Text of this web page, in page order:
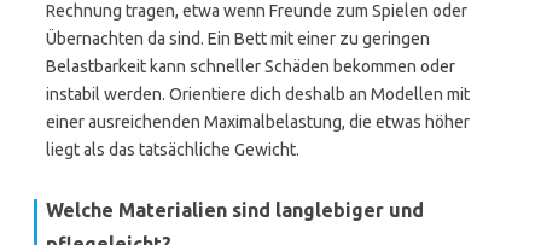
Rechnung tragen, etwa wenn Freunde zum Spielen oder
Übernachten da sind. Ein Bett mit einer zu geringen
Belastbarkeit kann schneller Schäden bekommen oder
instabil werden. Orientiere dich deshalb an Modellen mit
einer ausreichenden Maximalbelastung, die etwas höher
liegt als das tatsächliche Gewicht.
Welche Materialien sind langlebiger und